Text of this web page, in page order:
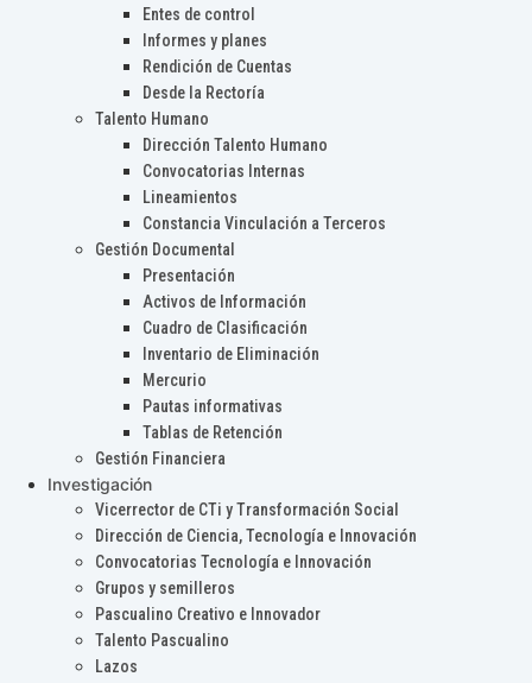
Entes de control
Informes y planes
Rendición de Cuentas
Desde la Rectoría
Talento Humano
Dirección Talento Humano
Convocatorias Internas
Lineamientos
Constancia Vinculación a Terceros
Gestión Documental
Presentación
Activos de Información
Cuadro de Clasificación
Inventario de Eliminación
Mercurio
Pautas informativas
Tablas de Retención
Gestión Financiera
Investigación
Vicerrector de CTi y Transformación Social
Dirección de Ciencia, Tecnología e Innovación
Convocatorias Tecnología e Innovación
Grupos y semilleros
Pascualino Creativo e Innovador
Talento Pascualino
Lazos